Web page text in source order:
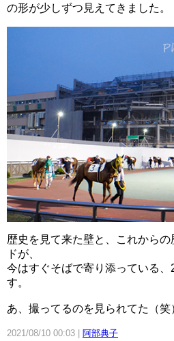
の形が少しずつ見えてきました。
歴史を見て来た壁と、これから
ドが、
今はすぐそばで寄り添っている
す。
あ、撮ってるのを見られてた（笑
2021/08/10 00:03 阿部典子